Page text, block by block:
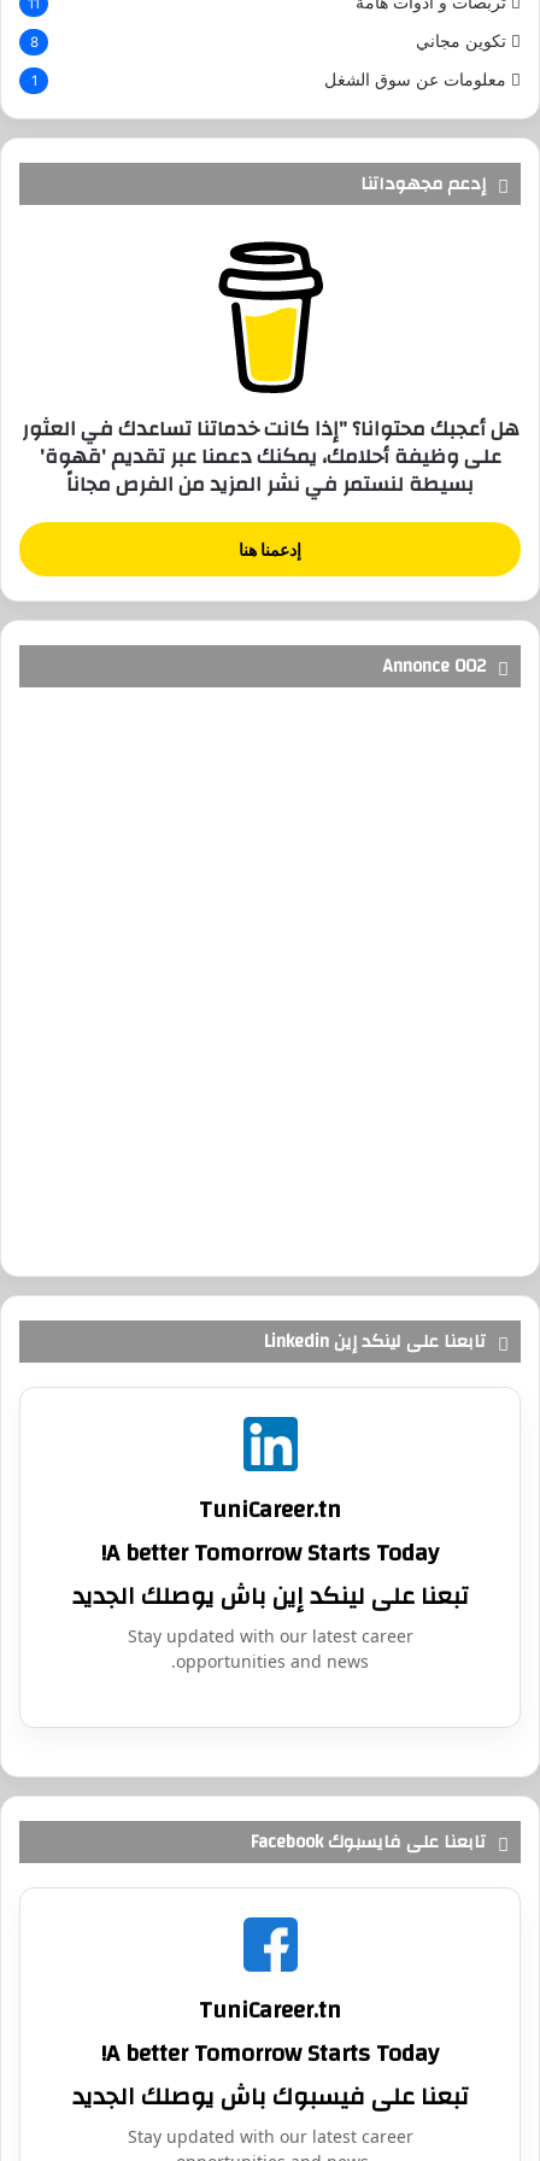
11
تكوين مجاني 8
معلومات عن سوق الشغل 1
إدعم مجهوداتنا
هل أعجبك محتوانا؟ "إذا كانت خدماتنا تساعدك في العثور
على وظيفة أحلامك، يمكنك دعمنا عبر تقديم 'قهوة'
بسيطة لنستمر في نشر المزيد من الفرص مجاناً
إدعمنا هنا
Annonce 002
تابعنا على لينكد إين Linkedin
TuniCareer.tn
A better Tomorrow Starts Today!
تبعنا على لينكد إين باش يوصلك الجديد
Stay updated with our latest career
opportunities and news.
تابعنا على فايسبوك Facebook
TuniCareer.tn
A better Tomorrow Starts Today!
تبعنا على فيسبوك باش يوصلك الجديد
Stay updated with our latest career